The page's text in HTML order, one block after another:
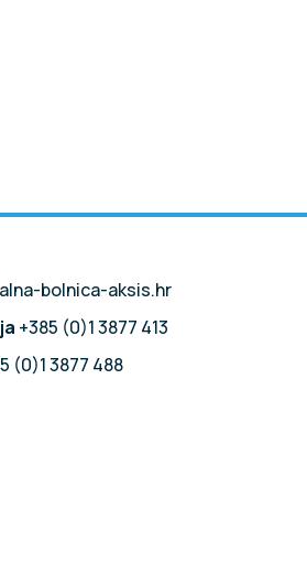
bolnica-aksis.hr
+385 (0)1 3877 413
(0)1 3877 488